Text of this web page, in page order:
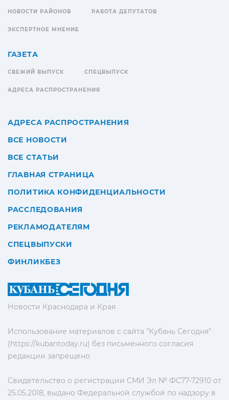
Новости Краснодара и Края
Использование материалов с сайта "Кубань Сегодня"
(https://kubantoday.ru) без письменного согласия
редакции запрещено
Свидетельство о регистрации СМИ Эл № ФС77-72910 от
25.05.2018, выдано Федеральной службой по надзору в
НОВОСТИ РАЙОНОВ РАБОТА ДЕПУТАТОВ
ЭКСПЕРТНОЕ МНЕНИЕ
ГАЗЕТА
СВЕЖИЙ ВЫПУСК СПЕЦВЫПУСК
АДРЕСА РАСПРОСТРАНЕНИЯ
АДРЕСА РАСПРОСТРАНЕНИЯ
ВСЕ НОВОСТИ
ВСЕ СТАТЬИ
ГЛАВНАЯ СТРАНИЦА
ПОЛИТИКА КОНФИДЕНЦИАЛЬНОСТИ
РАССЛЕДОВАНИЯ
РЕКЛАМОДАТЕЛЯМ
СПЕЦВЫПУСКИ
ФИНЛИКБЕЗ